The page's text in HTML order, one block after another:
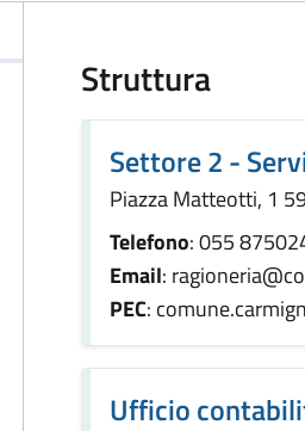
Struttura
Settore 2 -
Piazza Matteotti, 1
Telefono: 055
Email:
PEC:
Ufficio